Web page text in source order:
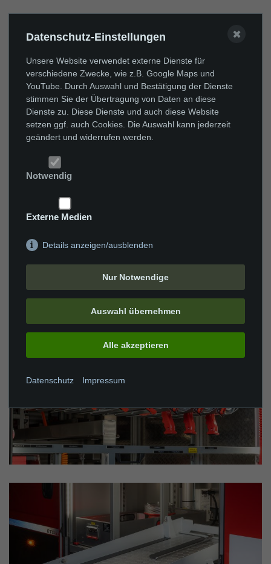
Datenschutz-Einstellungen
Unsere Website verwendet externe Dienste für
verschiedene Zwecke, wie z.B. Google Maps und
YouTube. Durch Auswahl und Bestätigung der Dienste
stimmen Sie der Übertragung von Daten an diese
Dienste zu. Diese Dienste und auch diese Website
setzen ggf. auch Cookies. Die Auswahl kann jederzeit
geändert und widerrufen werden.
Notwendig
Externe Medien
Details anzeigen/ausblenden
Nur Notwendige
Auswahl übernehmen
Alle akzeptieren
Datenschutz Impressum
✖